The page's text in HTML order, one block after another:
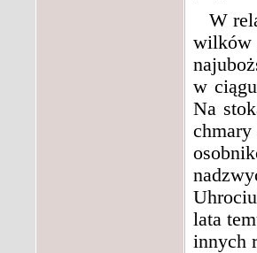
W
wilków
w
Na
lata
innych